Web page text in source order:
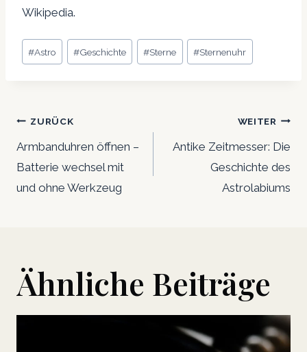
Wikipedia.
Schlagworte:
#Astro #Geschichte #Sterne #Sternenuhr
Beitrags-
Navigation
ZURÜCK
Armbanduhren öffnen –
Batterie wechsel mit
und ohne Werkzeug
WEITER
Antike Zeitmesser: Die
Geschichte des
Astrolabiums
Ähnliche Beiträge